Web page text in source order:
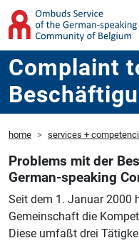
Complaint
home services +
Problems mit der
German-speaking
Seit dem 1. Januar 2000
Gemeinschaft die
Diese umfaßt drei